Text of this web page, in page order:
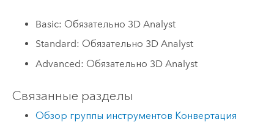
Basic: Обязательно 3D Analyst
Standard: Обязательно 3D Analyst
Advanced: Обязательно 3D Analyst
Связанные разделы
Обзор группы инструментов Конвертация